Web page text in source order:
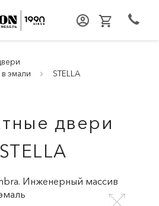
эмали
STELLA
двери
Инженерный массив